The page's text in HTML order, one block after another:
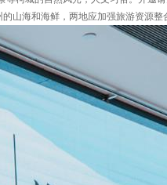
山海和海鲜，两地应加强旅游资源